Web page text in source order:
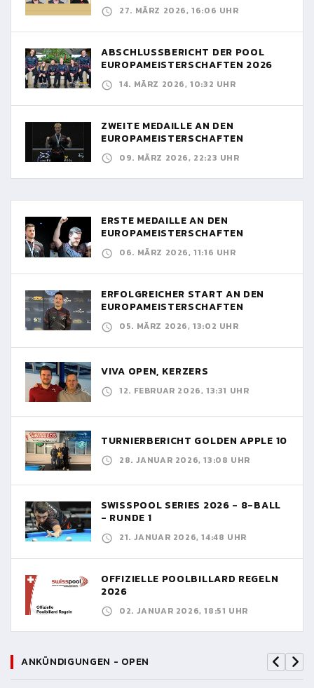
27. MÄRZ 2026, 16:06 UHR
ABSCHLUSSBERICHT DER POOL
EUROPAMEISTERSCHAFTEN 2026
14. MÄRZ 2026, 10:32 UHR
ZWEITE MEDAILLE AN DEN
EUROPAMEISTERSCHAFTEN
09. MÄRZ 2026, 22:23 UHR
ERSTE MEDAILLE AN DEN
EUROPAMEISTERSCHAFTEN
06. MÄRZ 2026, 11:16 UHR
ERFOLGREICHER START AN DEN
EUROPAMEISTERSCHAFTEN
05. MÄRZ 2026, 13:02 UHR
VIVA OPEN, KERZERS
12. FEBRUAR 2026, 13:31 UHR
TURNIERBERICHT GOLDEN APPLE 10
28. JANUAR 2026, 13:08 UHR
SWISSPOOL SERIES 2026 - 8-BALL
- RUNDE 1
21. JANUAR 2026, 14:48 UHR
OFFIZIELLE POOLBILLARD REGELN
2026
02. JANUAR 2026, 18:51 UHR
ANKÜNDIGUNGEN - OPEN